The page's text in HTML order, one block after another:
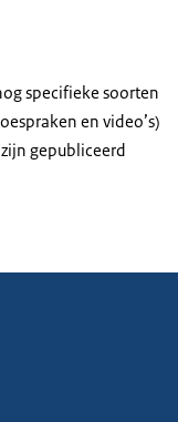
specifieke soorten
en video’s)
gepubliceerd